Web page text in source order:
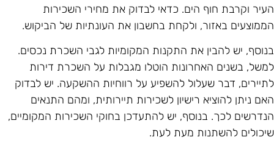
וקרבת חוף הים. כדאי לבדוק את מחירי השכירות
באזור, ולקחת בחשבון את העונתיות של הביקוש.
יש להבין את התקנות המקומיות לגבי השכרת נכסים.
בשנים האחרונות הוטלו מגבלות על השכרת דירות
דבר שעלול להשפיע על רווחיות ההשקעה. יש לבדוק
ניתן להוציא רישיון לשכירות תיירותית, ומהם התנאים
לכך. בנוסף, יש להתעדכן בחוקי השכירות המקומיים,
להשתנות מעת לעת.